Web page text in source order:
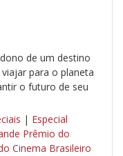
de um destino
para o planeta
o futuro de seu
| Especial
Prêmio do
Cinema Brasileiro